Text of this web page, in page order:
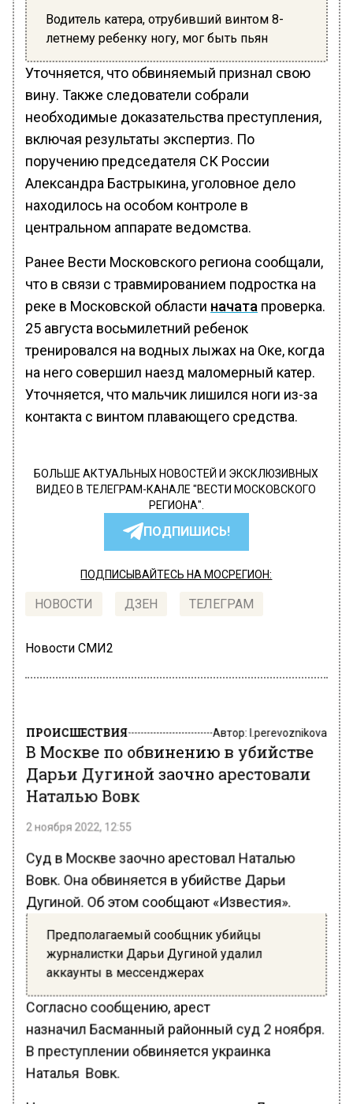
Водитель катера, отрубивший винтом 8-
летнему ребенку ногу, мог быть пьян
Уточняется, что обвиняемый признал свою
вину. Также следователи собрали
необходимые доказательства преступления,
включая результаты экспертиз. По
поручению председателя СК России
Александра Бастрыкина, уголовное дело
находилось на особом контроле в
центральном аппарате ведомства.
Ранее Вести Московского региона сообщали,
что в связи с травмированием подростка на
реке в Московской области начата проверка.
25 августа восьмилетний ребенок
тренировался на водных лыжах на Оке, когда
на него совершил наезд маломерный катер.
Уточняется, что мальчик лишился ноги из-за
контакта с винтом плавающего средства.
БОЛЬШЕ АКТУАЛЬНЫХ НОВОСТЕЙ И ЭКСКЛЮЗИВНЫХ
ВИДЕО В ТЕЛЕГРАМ-КАНАЛЕ "ВЕСТИ МОСКОВСКОГО
РЕГИОНА".
ПОДПИШИСЬ!
ПОДПИСЫВАЙТЕСЬ НА МОСРЕГИОН:
НОВОСТИ ДЗЕН ТЕЛЕГРАМ
Новости СМИ2
ПРОИСШЕСТВИЯ Автор: l.perevoznikova
В Москве по обвинению в убийстве
Дарьи Дугиной заочно арестовали
Наталью Вовк
2 ноября 2022, 12:55
Суд в Москве заочно арестовал Наталью
Вовк. Она обвиняется в убийстве Дарьи
Дугиной. Об этом сообщают «Известия».
Предполагаемый сообщник убийцы
журналистки Дарьи Дугиной удалил
аккаунты в мессенджерах
Согласно сообщению, арест
назначил Басманный районный суд 2 ноября.
В преступлении обвиняется украинка
Наталья Вовк.